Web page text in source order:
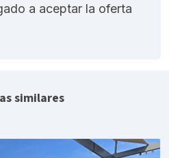
a aceptar la oferta
similares